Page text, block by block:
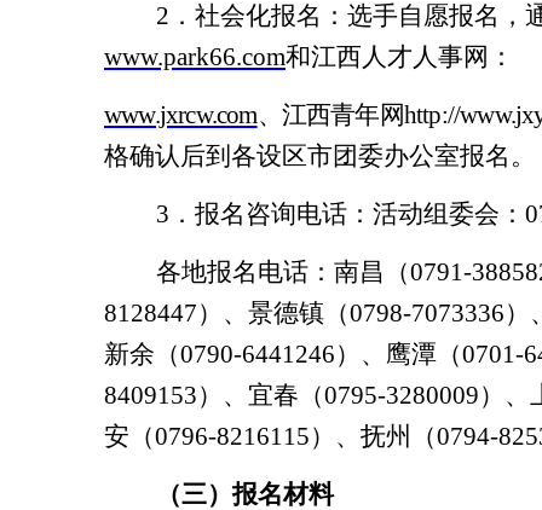
2 ．社会化报名：选手自愿报名，
www.park66.com和江西人才人事网：
www.jxrcw.com、江西青年网http://
格确认后到各设区市团委办公室报名。
3 ．报名咨询电话：活动组委会：
各地报名电话：南昌（0791-
8128447）、景德镇（0798-7073336）
新余（0790-6441246）、鹰潭（0701-
8409153）、宜春（0795-3280009）、
安（0796-8216115）、抚州（0794-
（三）报名材料